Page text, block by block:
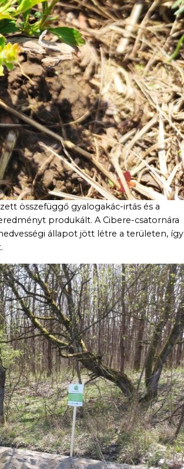
összefüggő gyalogakác-irtás és a
produkált. A Cibere-csatornára
állapot jött létre a területen, így